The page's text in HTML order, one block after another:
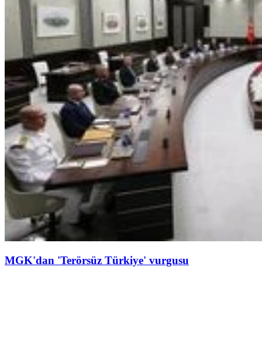
MGK'dan 'Terörsüz Türkiye' vurgusu